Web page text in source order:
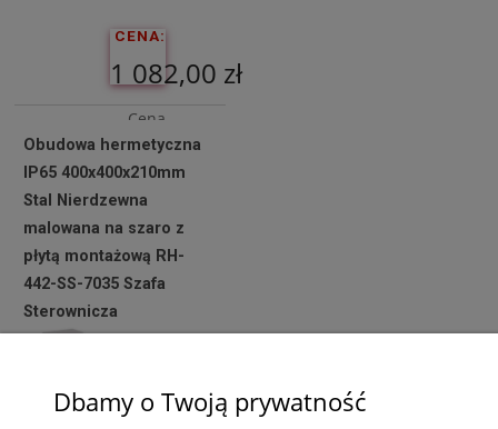
CENA:
1 082,00 zł
Cena
netto:
879,67 zł
Koszyka
Obudowa hermetyczna
IP65 400x400x210mm
Stal Nierdzewna
malowana na szaro z
płytą montażową RH-
442-SS-7035 Szafa
Sterownicza
towaru -
Dbamy o Twoją prywatność